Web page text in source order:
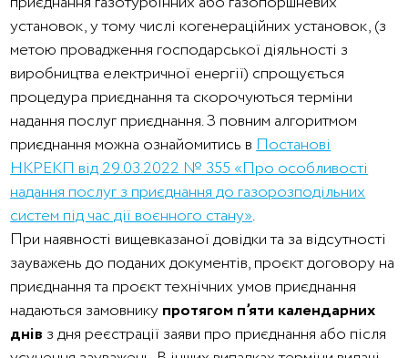
установок, у тому числі когенераційних установок, (з
метою провадження господарської діяльності з
виробництва електричної енергії) спрощується
процедура приєднання та скорочуються терміни
надання послуг приєднання. З повним алгоритмом
приєднання можна ознайомитись вПостанові
НКРЕКП від 29.03.2022 № 355 «Про особливості
надання послуг з приєднання до газорозподільних
систем під час дії воєнного стану».
При наявності вищевказаної довідки та за відсутності
зауважень до поданих документів, проєкт договору на
приєднання та проєкт технічних умов приєднання
надаються замовникупротягом п’яти календарних
днів з дня реєстрації заяви про приєднання або після